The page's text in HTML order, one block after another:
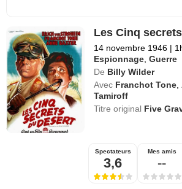
Les Cinq
14 novembre 1946 |
Espionnage ,Guerre
De Billy Wilder
Avec Franchot Tone ,
Tamiroff
Titre original Five
Spectateurs
3,6
Mes amis
--